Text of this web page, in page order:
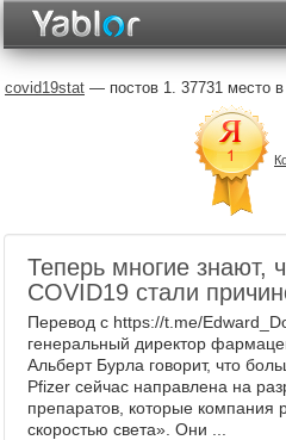
Неделя
covid19stat — постов 1. 37731 место в
Теперь многие знают,
COVID19 стали
Перевод с https://t.me/
генеральный директор
Альберт Бурла говорит, что
Pfizer сейчас направлена ​​на
препаратов, которые компания
скоростью света». Они ...